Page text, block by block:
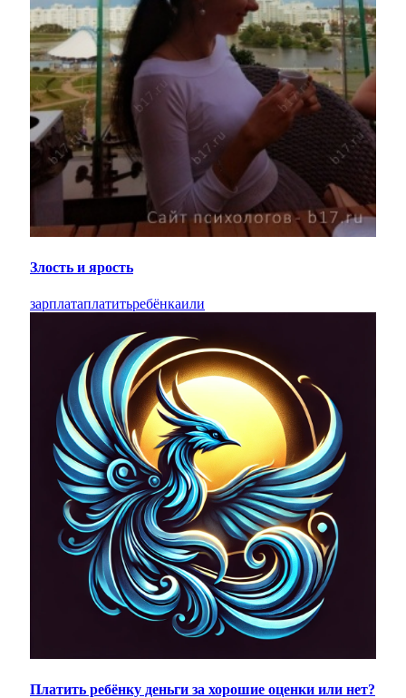
Злость и ярость
зарплатаплатитьребёнкаили
Платить ребёнку деньги за хорошие оценки или нет?